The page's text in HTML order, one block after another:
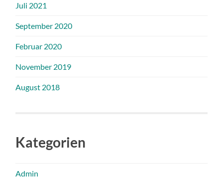
Juli 2021
September 2020
Februar 2020
November 2019
August 2018
Kategorien
Admin